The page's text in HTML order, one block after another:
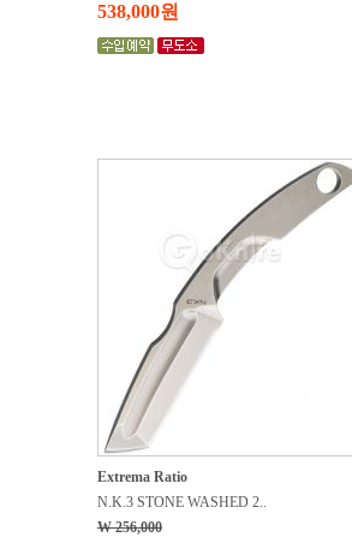
538,000원
Extrema Ratio
N.K.3 STONE WASHED 2..
W 256,000